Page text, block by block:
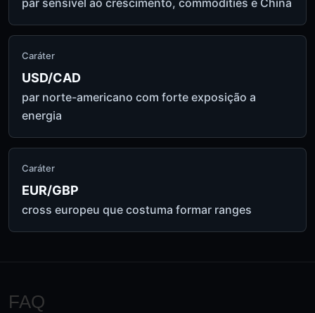
par sensível ao crescimento, commodities e China
Caráter
USD/CAD
par norte-americano com forte exposição a
energia
Caráter
EUR/GBP
cross europeu que costuma formar ranges
FAQ